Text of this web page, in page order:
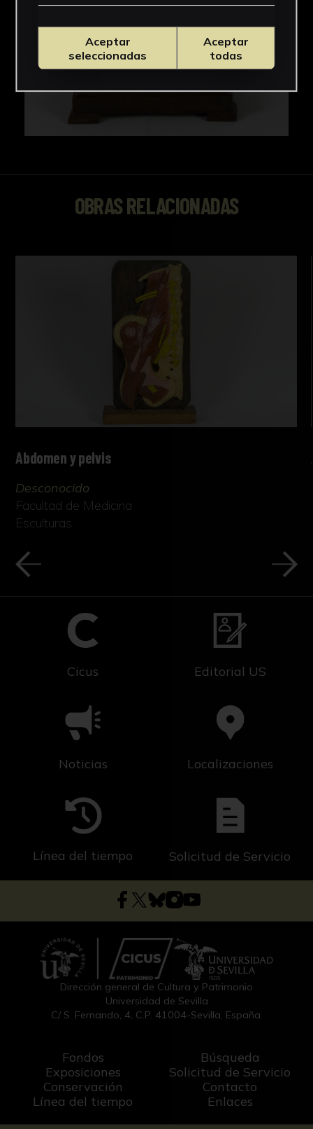
OBRAS RELACIONADAS
Abdomen y pelvis
Desconocido
Facultad de Medicina
Esculturas
Cicus Editorial US
Noticias Localizaciones
Línea del tiempo Solicitud de Servicio
Dirección general de Cultura y Patrimonio
Universidad de Sevilla
C/ S. Fernando, 4, C.P. 41004-Sevilla, España.
Fondos
Exposiciones
Conservación
Línea del tiempo
Búsqueda
Solicitud de Servicio
Contacto
Enlaces
Aceptar
seleccionadas
Aceptar
todas